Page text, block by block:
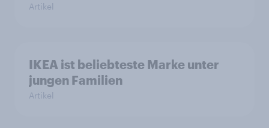
Artikel
IKEA ist beliebteste Marke unter
jungen Familien
Artikel